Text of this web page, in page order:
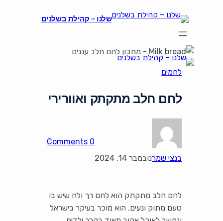
שלנו – קהילת בשלנים
לחמים
לחם חלב מתקתק ואוורירי
בנצי שמרנובמבר 14, 2024
0 Comments
לחם חלב מתקתק הוא לחם רך ולח שיש בו
טעם מתוק ונעים. הוא מוכר בעיקר בישראל